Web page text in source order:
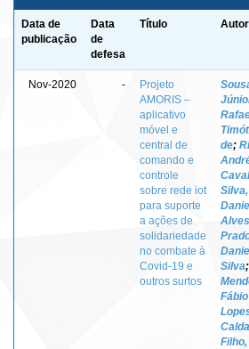
Data de
publicação
Data
de
defesa
Título
Nov-2020 -
Projeto
AMORIS –
aplicativo
móvel e
central de
comando e
controle
sobre rede iot
para suporte
a ações de
solidariedade
no combate à
Covid-19 e
outros surtos
de;
Silva,
Silva;
Filho,